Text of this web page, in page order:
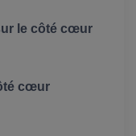
le côté cœur
cœur